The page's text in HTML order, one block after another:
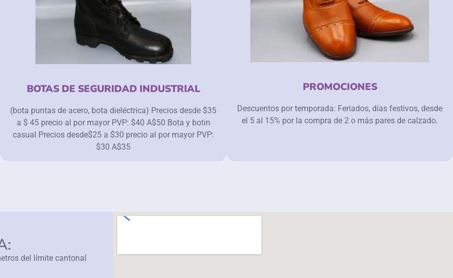
BOTAS DE SEGURIDAD INDUSTRIAL
(bota puntas de acero, bota dieléctrica) Precios desde $35
a $ 45 precio al por mayor PVP: $40 A$50 Bota y botin
casual Precios desde$25 a $30 precio al por mayor PVP:
$30 A$35
PROMOCIONES
Descuentos por temporada: Feriados, días festivos, desde
el 5 al 15% por la compra de 2 o más pares de calzado.
del límite cantonal